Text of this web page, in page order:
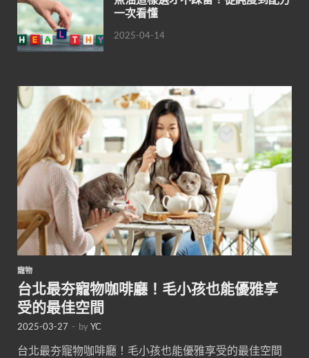
一次看懂
2025-04-14
寵物
台北最夯寵物咖啡廳！毛小孩也能優雅享
受的最佳空間
2025-03-27 - byYC
台北最夯寵物咖啡廳！毛小孩也能優雅享受的最佳空間